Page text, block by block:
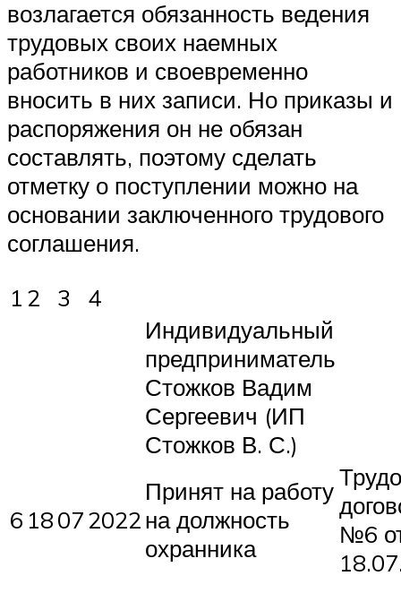
возлагается обязанность ведения
трудовых своих наемных
работников и своевременно
вносить в них записи. Но приказы и
распоряжения он не обязан
составлять, поэтому сделать
отметку о поступлении можно на
основании заключенного трудового
соглашения.
1 2 3
4
Индивидуальный
предприниматель
Стожков Вадим
Сергеевич (ИП
Стожков В. С.)
6 18072022
Принят на работу
на должность
охранника
№6